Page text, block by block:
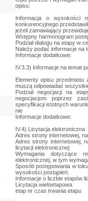
opisu:
Informacja o wysokości
konkurencyjnego
jeżeli zamawiający
Wstępny harmonogram
Podział dialogu na etapy w
Należy podać informacje na
Informacje dodatkowe:
IV.3.3) Informacje na temat
Elementy opisu przedmiotu
muszą odpowiadać
Podział negocjacji na
negocjacjom poprzez
specyfikacji istotnych
nie
Informacje dodatkowe:
IV.4) Licytacja elektroniczna
Adres strony internetowej,
Adres strony internetowej,
licytacji elektronicznej:
Wymagania dotyczące
elektronicznej, w tym
Sposób postępowania w
wysokości postąpień:
Informacje o liczbie etapów
Licytacja wieloetapowa
etap nr czas trwania etapu